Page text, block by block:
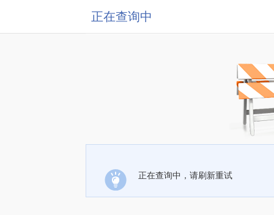
正在查询中
正在查询中，请刷新重试